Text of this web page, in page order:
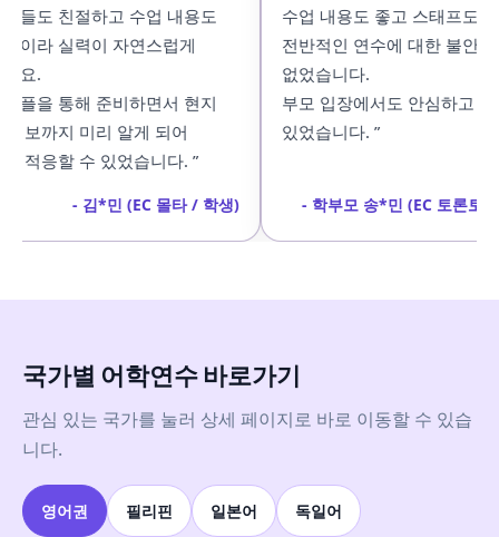
들도 친절하고 수업 내용도
이라 실력이 자연스럽게
요.
플을 통해 준비하면서 현지
보까지 미리 알게 되어
적응할 수 있었습니다. ”
- 김*민 (EC 몰타 / 학생)
수업 내용도 좋고 스태프도 친
전반적인 연수에 대한 불안감
없었습니다.
부모 입장에서도 안심하고 보
있었습니다. ”
- 학부모 송*민 (EC 토론토 /
국가별 어학연수 바로가기
관심 있는 국가를 눌러 상세 페이지로 바로 이동할 수 있습
니다.
영어권 필리핀 일본어 독일어